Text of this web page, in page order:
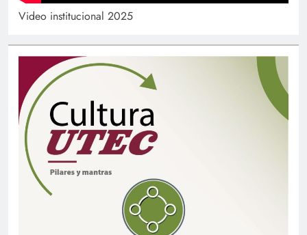
Video institucional 2025